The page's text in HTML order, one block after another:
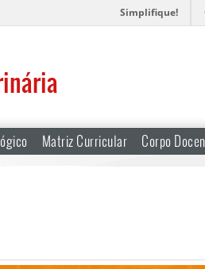
Simplifique!
Matriz Curricular Corpo